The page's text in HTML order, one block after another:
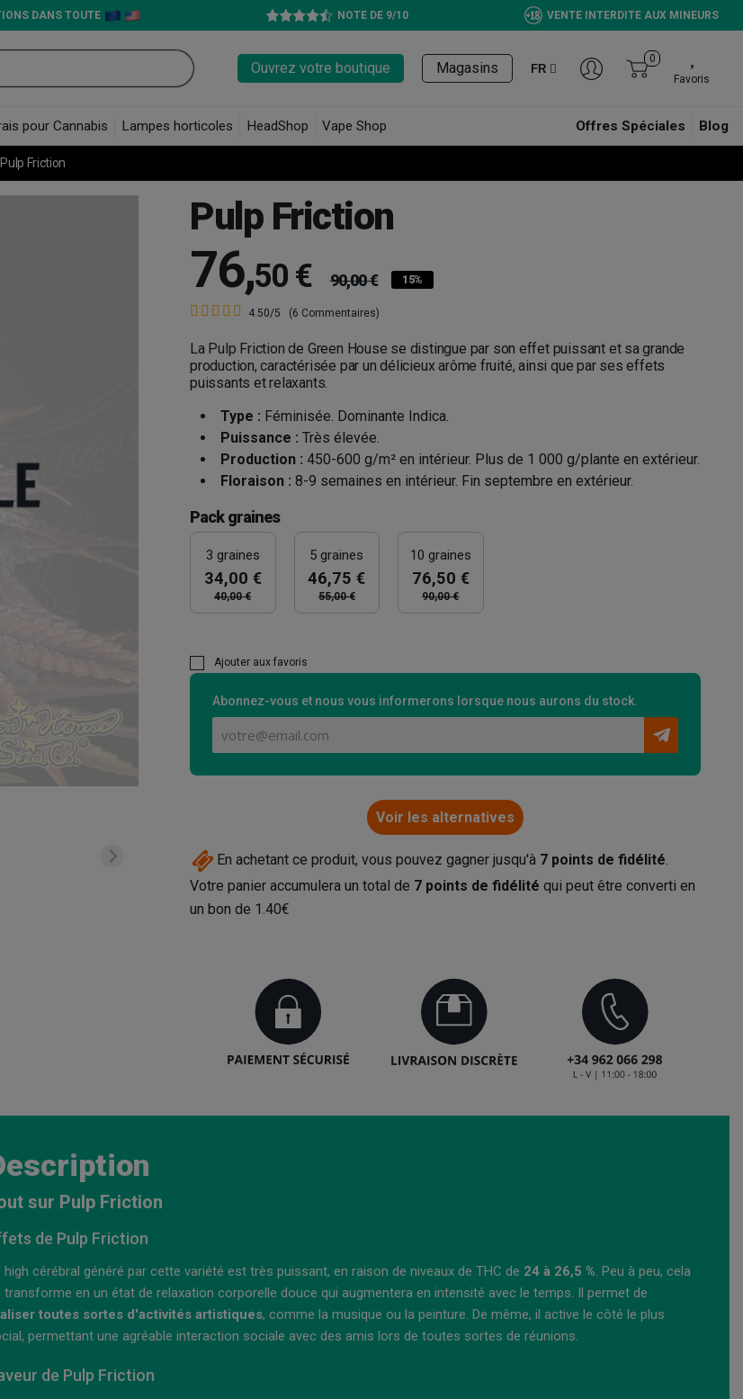
DANS TOUTE NOTE DE 9/10 VENTE INTERDITE AUX MINEURS
Ouvrez votre boutique Magasins FR
0
Favoris
pour Cannabis Lampes horticoles HeadShop Vape Shop Offres Spéciales Blog
Pulp Friction
Pulp Friction
76,50 € 90,00 € 15%
4.50/5 (6 Commentaires)
La Pulp Friction de Green House se distingue par son effet puissant et sa grande
production, caractérisée par un délicieux arôme fruité, ainsi que par ses effets
puissants et relaxants.
Type : Féminisée. Dominante Indica.
Puissance : Très élevée.
Production : 450-600 g/m² en intérieur. Plus de 1 000 g/plante en extérieur.
Floraison : 8-9 semaines en intérieur. Fin septembre en extérieur.
Pack graines
3 graines
34,00 €
40,00 €
5 graines
46,75 €
55,00 €
10 graines
76,50 €
90,00 €
Ajouter aux favoris
Abonnez-vous et nous vous informerons lorsque nous aurons du stock.
Voir les alternatives
En achetant ce produit, vous pouvez gagner jusqu'à 7 points de fidélité.
Votre panier accumulera un total de 7 points de fidélité qui peut être converti en
un bon de 1.40€
sur Pulp Friction
de Pulp Friction
high cérébral généré par cette variété est très puissant, en raison de niveaux de THC de 24 à 26,5 %. Peu à peu, cela
transforme en un état de relaxation corporelle douce qui augmentera en intensité avec le temps. Il permet de
toutes sortes d'activités artistiques, comme la musique ou la peinture. De même, il active le côté le plus
permettant une agréable interaction sociale avec des amis lors de toutes sortes de réunions.
de Pulp Friction